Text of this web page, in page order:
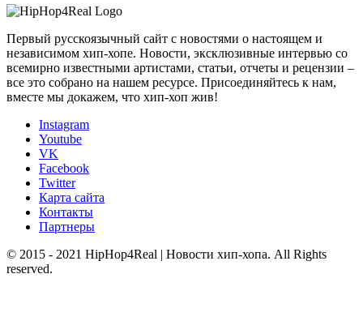
Первый русскоязычный сайт с новостями о настоящем и
независимом хип-хопе. Новости, эксклюзивные интервью со
всемирно известными артистами, статьи, отчеты и рецензии –
все это собрано на нашем ресурсе. Присоединяйтесь к нам,
вместе мы докажем, что хип-хоп жив!
Instagram
Youtube
VK
Facebook
Twitter
Карта сайта
Контакты
Партнеры
© 2015 - 2021 HipHop4Real | Новости хип-хопа. All Rights
reserved.